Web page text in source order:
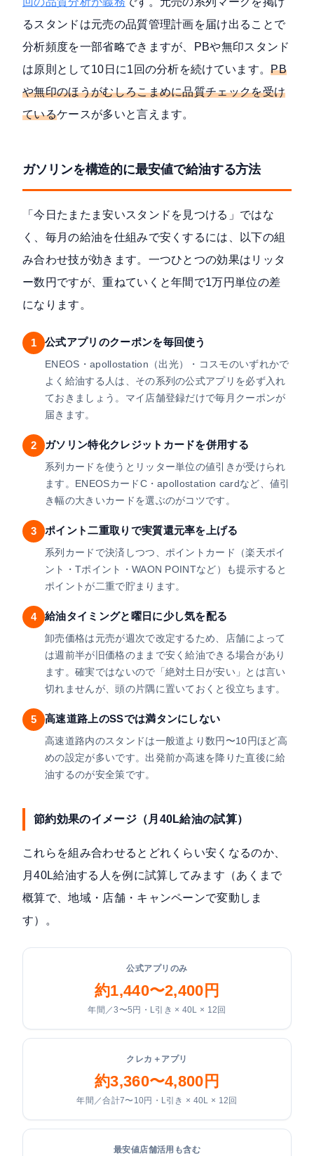
るスタンドは元売の品質管理計画を届け出ることで
分析頻度を一部省略できますが、PBや無印スタンド
は原則として10日に1回の分析を続けています。PB
や無印のほうがむしろこまめに品質チェックを受け
ているケースが多いと言えます。
ガソリンを構造的に最安値で給油する方法
「今日たまたま安いスタンドを見つける」ではな
く、毎月の給油を仕組みで安くするには、以下の組
み合わせ技が効きます。一つひとつの効果はリッタ
ー数円ですが、重ねていくと年間で1万円単位の差
になります。
1 公式アプリのクーポンを毎回使う
ENEOS・apollostation（出光）・コスモのいずれかで
よく給油する人は、その系列の公式アプリを必ず入れ
ておきましょう。マイ店舗登録だけで毎月クーポンが
届きます。
2 ガソリン特化クレジットカードを併用する
系列カードを使うとリッター単位の値引きが受けられ
ます。ENEOSカードC・apollostation cardなど、値引
き幅の大きいカードを選ぶのがコツです。
3 ポイント二重取りで実質還元率を上げる
系列カードで決済しつつ、ポイントカード（楽天ポイ
ント・Tポイント・WAON POINTなど）も提示すると
ポイントが二重で貯まります。
4 給油タイミングと曜日に少し気を配る
卸売価格は元売が週次で改定するため、店舗によって
は週前半が旧価格のままで安く給油できる場合があり
ます。確実ではないので「絶対土日が安い」とは言い
切れませんが、頭の片隅に置いておくと役立ちます。
5 高速道路上のSSでは満タンにしない
高速道路内のスタンドは一般道より数円〜10円ほど高
めの設定が多いです。出発前か高速を降りた直後に給
油するのが安全策です。
節約効果のイメージ（月40L給油の試算）
これらを組み合わせるとどれくらい安くなるのか、
月40L給油する人を例に試算してみます（あくまで
概算で、地域・店舗・キャンペーンで変動しま
す）。
公式アプリのみ
約1,440〜2,400円
年間／3〜5円・L引き × 40L × 12回
クレカ＋アプリ
約3,360〜4,800円
年間／合計7〜10円・L引き × 40L × 12回
最安値店舗活用も含む